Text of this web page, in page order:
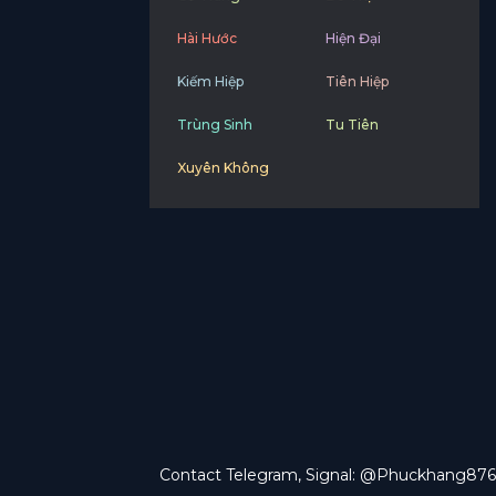
Hài Hước Hiện Đại
Kiếm Hiệp Tiên Hiệp
Trùng Sinh Tu Tiên
Xuyên Không
Contact Telegram, Signal: @Phuckhang876